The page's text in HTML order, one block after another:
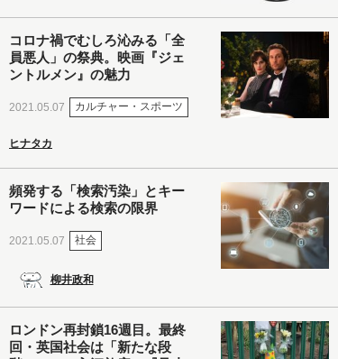
コロナ禍でむしろ沁みる「全
員悪人」の祭典。映画『ジェ
ントルメン』の魅力
2021.05.07 カルチャー・スポーツ
ヒナタカ
頻発する「検索汚染」とキー
ワードによる検索の限界
2021.05.07 社会
柳井政和
ロンドン再封鎖16週目。最終
回・英国社会は「新たな段